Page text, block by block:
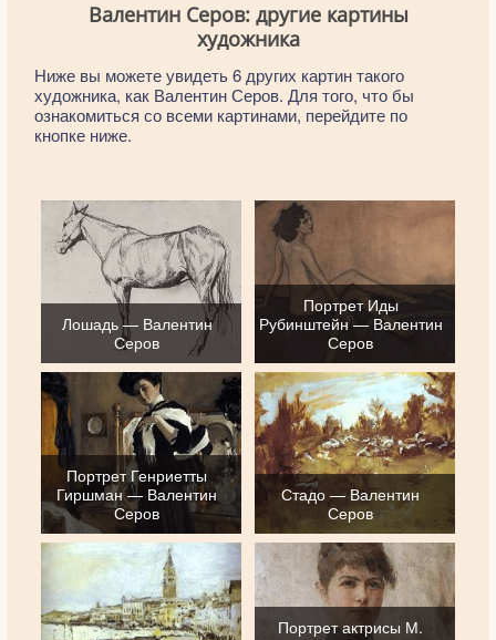
Валентин Серов: другие картины
художника
Ниже вы можете увидеть 6 других картин такого
художника, как Валентин Серов. Для того, что бы
ознакомиться со всеми картинами, перейдите по
кнопке ниже.
Лошадь — Валентин
Серов
Портрет Иды
Рубинштейн — Валентин
Серов
Портрет Генриетты
Гиршман — Валентин
Серов
Стадо — Валентин
Серов
Портрет актрисы М.